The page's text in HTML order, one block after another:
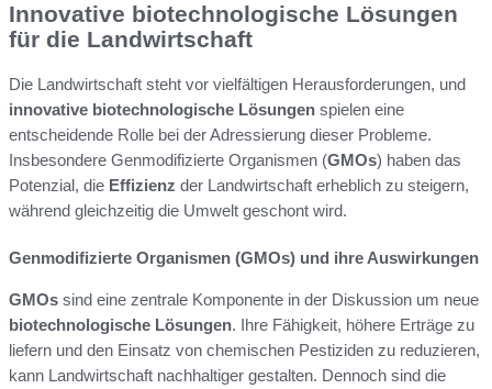
Innovative biotechnologische Lösungen
für die Landwirtschaft
Die Landwirtschaft steht vor vielfältigen Herausforderungen, und
innovative biotechnologische Lösungen spielen eine
entscheidende Rolle bei der Adressierung dieser Probleme.
Insbesondere Genmodifizierte Organismen (GMOs) haben das
Potenzial, die Effizienz der Landwirtschaft erheblich zu steigern,
während gleichzeitig die Umwelt geschont wird.
Genmodifizierte Organismen (GMOs) und ihre Auswirkungen
GMOs sind eine zentrale Komponente in der Diskussion um neue
biotechnologische Lösungen. Ihre Fähigkeit, höhere Erträge zu
liefern und den Einsatz von chemischen Pestiziden zu reduzieren,
kann Landwirtschaft nachhaltiger gestalten. Dennoch sind die